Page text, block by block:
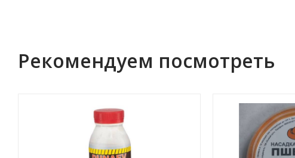
Рекомендуем посмотреть